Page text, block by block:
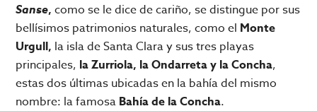
Sanse, como se le dice de cariño, se distingue por sus
bellísimos patrimonios naturales, como el Monte
Urgull, la isla de Santa Clara y sus tres playas
principales, la Zurriola, la Ondarreta y la Concha,
estas dos últimas ubicadas en la bahía del mismo
nombre: la famosa Bahía de la Concha.